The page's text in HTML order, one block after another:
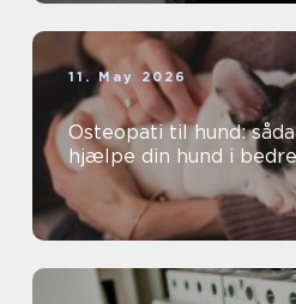
11. May 2026
Osteopati til hund:
hjælpe din hund i